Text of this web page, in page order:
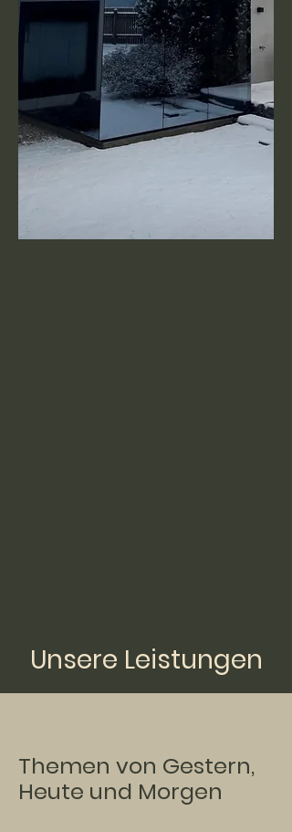
Unsere Leistungen
Themen von Gestern,
Heute und Morgen